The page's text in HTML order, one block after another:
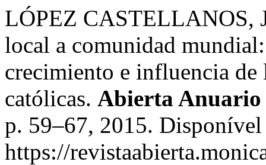
LÓPEZ CASTELLANOS,
local a comunidad
crecimiento e influencia de
católicas. Abierta Anuario
p. 59–67, 2015. Disponível
https://